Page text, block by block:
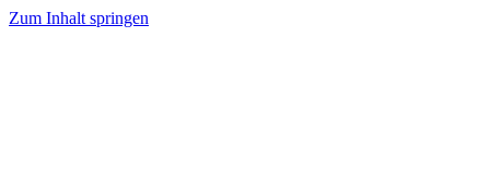
Zum Inhalt springen